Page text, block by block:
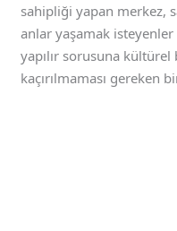
sahipliği yapan merkez,
anlar yaşamak
yapılır sorusuna
kaçırılmaması gereken